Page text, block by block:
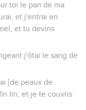
toi le pan de ma
et j'entrai en
et tu devins
j'ôtai le sang de
[de peaux de
lin, et je te couvris